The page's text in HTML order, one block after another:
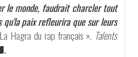
le monde, faudrait charcler tout
qu'la paix refleurira que sur leurs
Hagra du rap français », Talents
.